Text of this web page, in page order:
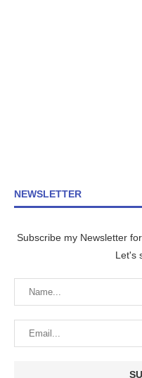
NEWSLETTER
Subscribe my Newsletter
Let's